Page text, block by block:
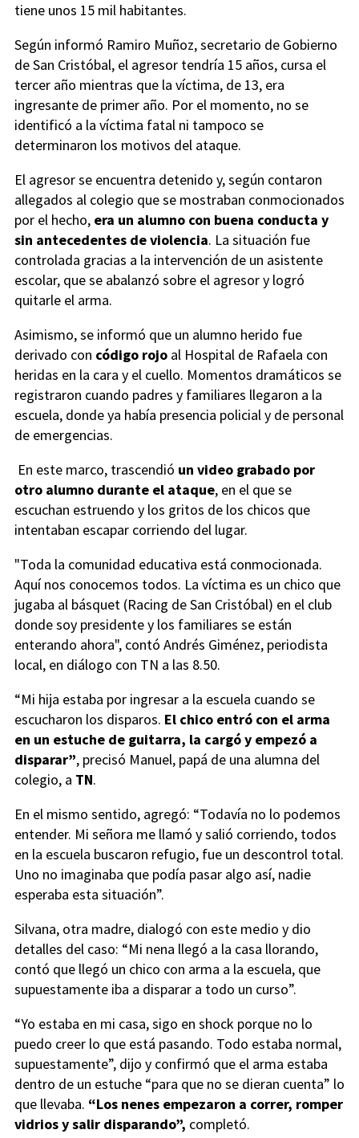
tiene unos 15 mil habitantes.
Según informó Ramiro Muñoz, secretario de Gobierno
de San Cristóbal, el agresor tendría 15 años, cursa el
tercer año mientras que la víctima, de 13, era
ingresante de primer año. Por el momento, no se
identificó a la víctima fatal ni tampoco se
determinaron los motivos del ataque.
El agresor se encuentra detenido y, según contaron
allegados al colegio que se mostraban conmocionados
por el hecho, era un alumno con buena conducta y
sin antecedentes de violencia. La situación fue
controlada gracias a la intervención de un asistente
escolar, que se abalanzó sobre el agresor y logró
quitarle el arma.
Asimismo, se informó que un alumno herido fue
derivado con código rojo al Hospital de Rafaela con
heridas en la cara y el cuello. Momentos dramáticos se
registraron cuando padres y familiares llegaron a la
escuela, donde ya había presencia policial y de personal
de emergencias.
En este marco, trascendió un video grabado por
otro alumno durante el ataque, en el que se
escuchan estruendo y los gritos de los chicos que
intentaban escapar corriendo del lugar.
"Toda la comunidad educativa está conmocionada.
Aquí nos conocemos todos. La víctima es un chico que
jugaba al básquet (Racing de San Cristóbal) en el club
donde soy presidente y los familiares se están
enterando ahora", contó Andrés Giménez, periodista
local, en diálogo con TN a las 8.50.
“Mi hija estaba por ingresar a la escuela cuando se
escucharon los disparos. El chico entró con el arma
en un estuche de guitarra, la cargó y empezó a
disparar”, precisó Manuel, papá de una alumna del
colegio, a TN.
En el mismo sentido, agregó: “Todavía no lo podemos
entender. Mi señora me llamó y salió corriendo, todos
en la escuela buscaron refugio, fue un descontrol total.
Uno no imaginaba que podía pasar algo así, nadie
esperaba esta situación”.
Silvana, otra madre, dialogó con este medio y dio
detalles del caso: “Mi nena llegó a la casa llorando,
contó que llegó un chico con arma a la escuela, que
supuestamente iba a disparar a todo un curso”.
“Yo estaba en mi casa, sigo en shock porque no lo
puedo creer lo que está pasando. Todo estaba normal,
supuestamente”, dijo y confirmó que el arma estaba
dentro de un estuche “para que no se dieran cuenta” lo
que llevaba. “Los nenes empezaron a correr, romper
vidrios y salir disparando”, completó.